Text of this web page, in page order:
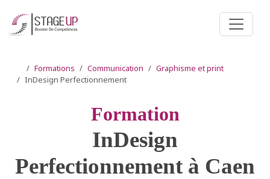
Formations Communication
Graphisme et print
InDesign Perfectionnement
Formation
InDesign
Perfectionnement à Caen